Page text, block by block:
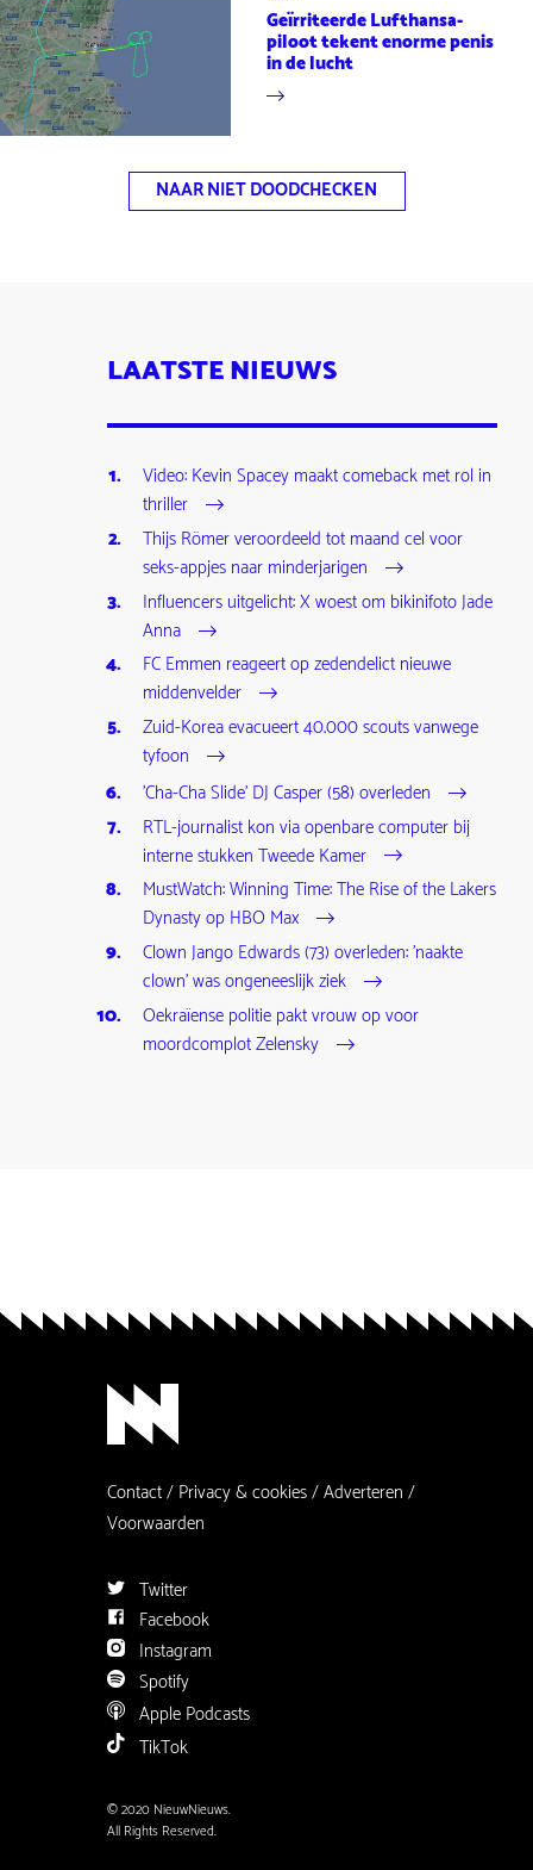
Geïrriteerde Lufthansa-
piloot tekent enorme penis
in de lucht
NAAR NIET DOODCHECKEN
LAATSTE NIEUWS
Video: Kevin Spacey maakt comeback met rol in
thriller
Thijs Römer veroordeeld tot maand cel voor
seks-appjes naar minderjarigen
Influencers uitgelicht: X woest om bikinifoto Jade
Anna
FC Emmen reageert op zedendelict nieuwe
middenvelder
Zuid-Korea evacueert 40.000 scouts vanwege
tyfoon
'Cha-Cha Slide' DJ Casper (58) overleden
RTL-journalist kon via openbare computer bij
interne stukken Tweede Kamer
MustWatch: Winning Time: The Rise of the Lakers
Dynasty op HBO Max
Clown Jango Edwards (73) overleden: 'naakte
clown' was ongeneeslijk ziek
Oekraïense politie pakt vrouw op voor
moordcomplot Zelensky
Contact Privacy & cookies Adverteren
Voorwaarden
Twitter
Facebook
Instagram
Spotify
Apple Podcasts
TikTok
© 2020 NieuwNieuws.
All Rights Reserved.